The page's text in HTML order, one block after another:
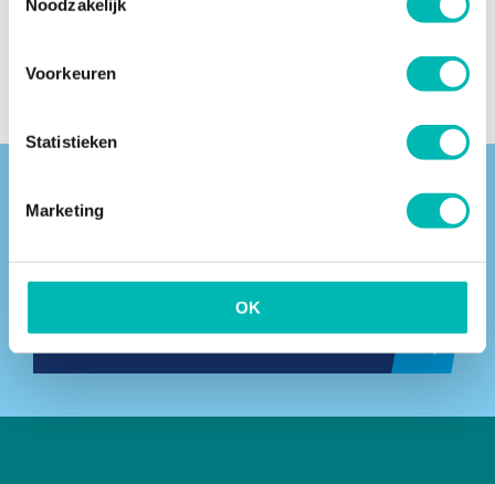
Noodzakelijk
Voorkeuren
Statistieken
Marketing
OK
Vind een VLR-vakbedrijf bij jou in de buurt